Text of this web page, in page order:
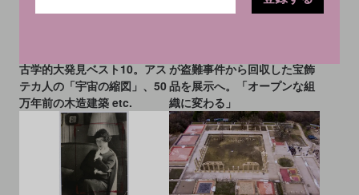
古学的大発見ベスト10。アス
テカ人の「宇宙の縮図」、50
万年前の木造建築 etc.
が盗難事件から回収した宝飾
品を展示へ。「オープンな組
織に変わる」